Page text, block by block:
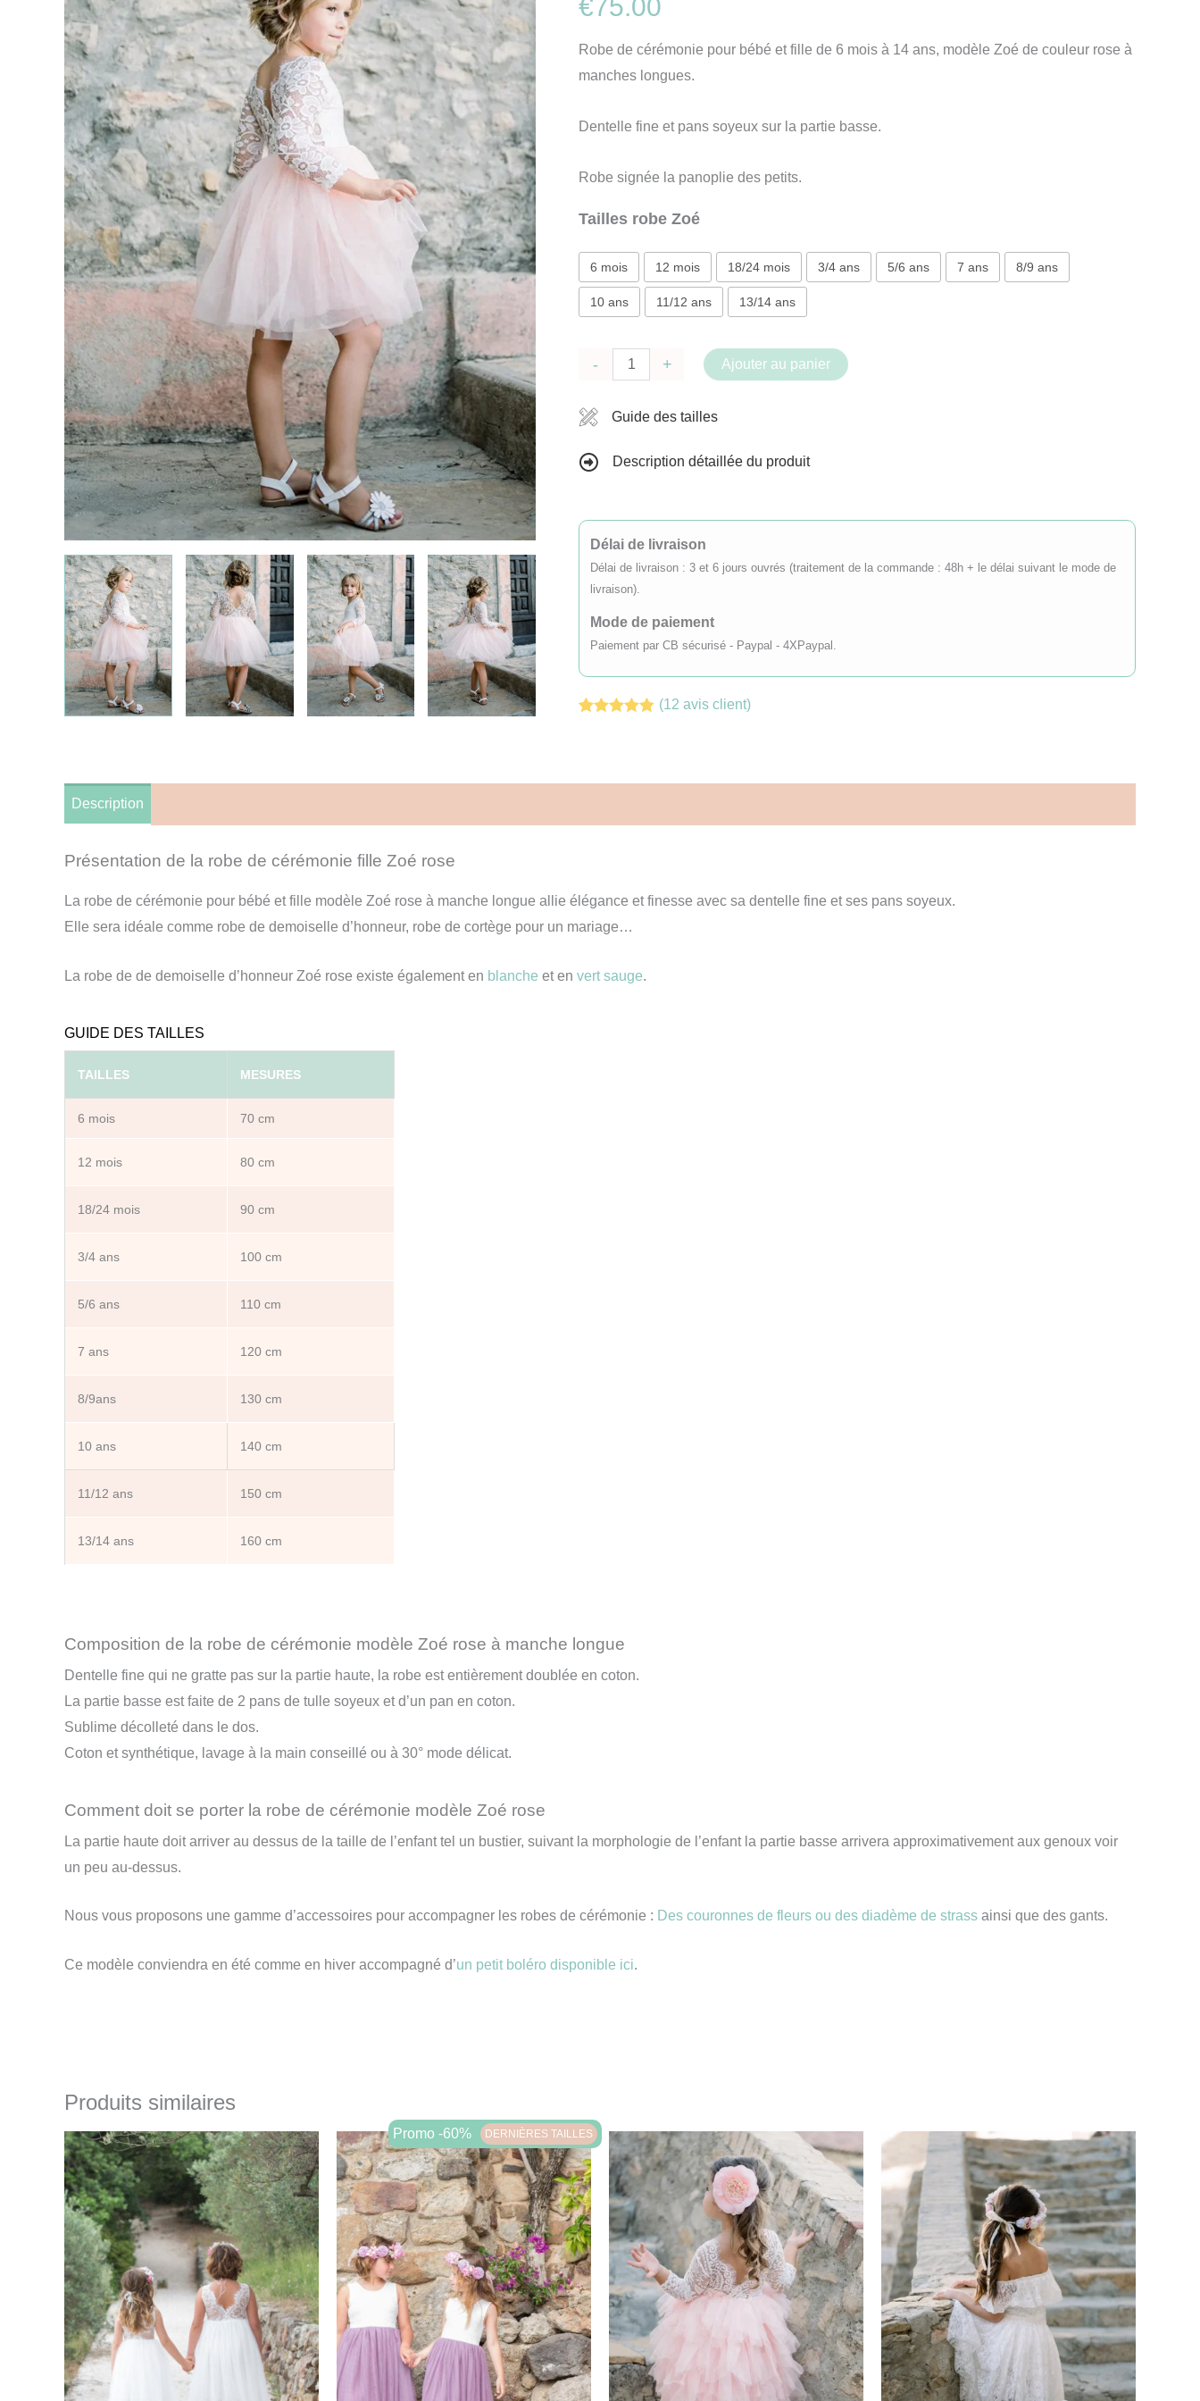
€75.00
Robe de cérémonie pour bébé et fille de 6 mois à 14 ans, modèle Zoé de couleur rose à
manches longues.
Dentelle fine et pans soyeux sur la partie basse.
Robe signée la panoplie des petits.
Tailles robe Zoé
6 mois 12 mois 18/24 mois 3/4 ans 5/6 ans 7 ans 8/9 ans
10 ans 11/12 ans 13/14 ans
-
Robe
cérémonie
Zoé
manches
longues
rose
ans
+ Ajouter au panier
Guide des tailles
Description détaillée du produit
Délai de livraison
Délai de livraison : 3 et 6 jours ouvrés (traitement de la commande : 48h + le délai suivant le mode de
livraison).
Mode de paiement
Paiement par CB sécurisé - Paypal - 4XPaypal.
client
(12 avis client)
Description
Présentation de la robe de cérémonie fille Zoé rose
La robe de cérémonie pour bébé et fille modèle Zoé rose à manche longue allie élégance et finesse avec sa dentelle fine et ses pans soyeux.
Elle sera idéale comme robe de demoiselle d’honneur, robe de cortège pour un mariage…
La robe de de demoiselle d’honneur Zoé rose existe également en blanche et en vert sauge.
GUIDE DES TAILLES
TAILLES MESURES
6 mois 70 cm
12 mois 80 cm
18/24 mois 90 cm
3/4 ans 100 cm
5/6 ans 110 cm
7 ans 120 cm
8/9ans 130 cm
10 ans 140 cm
11/12 ans 150 cm
13/14 ans 160 cm
Composition de la robe de cérémonie modèle Zoé rose à manche longue
Dentelle fine qui ne gratte pas sur la partie haute, la robe est entièrement doublée en coton.
La partie basse est faite de 2 pans de tulle soyeux et d’un pan en coton.
Sublime décolleté dans le dos.
Coton et synthétique, lavage à la main conseillé ou à 30° mode délicat.
Comment doit se porter la robe de cérémonie modèle Zoé rose
La partie haute doit arriver au dessus de la taille de l’enfant tel un bustier, suivant la morphologie de l’enfant la partie basse arrivera approximativement aux genoux voir
un peu au-dessus.
Nous vous proposons une gamme d’accessoires pour accompagner les robes de cérémonie : Des couronnes de fleurs ou des diadème de strass ainsi que des gants.
Ce modèle conviendra en été comme en hiver accompagné d’un petit boléro disponible ici.
Produits similaires
Promo -60%